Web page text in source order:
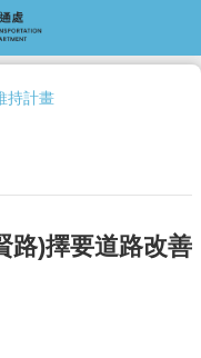
持計畫
路)擇要道路改善